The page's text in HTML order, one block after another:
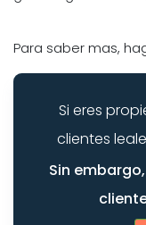
Para saber mas,
Si eres
clientes
Sin